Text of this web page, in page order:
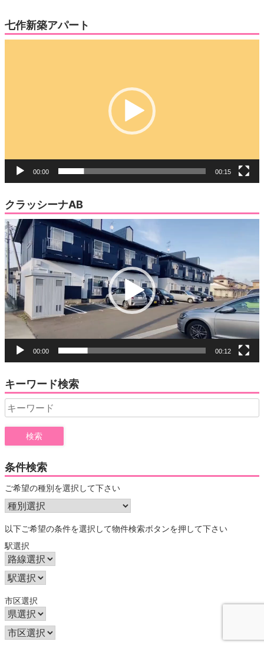
七作新築アパート
00:00 00:15
クラッシーナAB
動
画
プ
レ
ー
ヤ
ー
00:00 00:12
キーワード検索
Search
for:
条件検索
ご希望の種別を選択して下さい
以下ご希望の条件を選択して物件検索ボタンを押して下さい
駅選択
市区選択